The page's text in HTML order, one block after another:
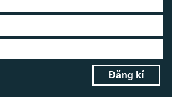
Đăng kí